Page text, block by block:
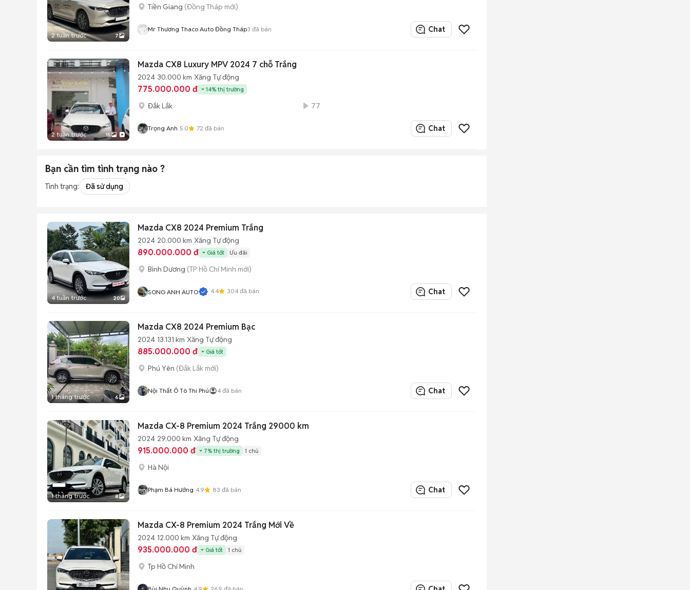
2 tuần trước 7
Tiền Giang (Đồng Tháp mới)
Mr Thương Thaco Auto Đồng Tháp3 đã bán Chat
2 tuần trước 15
Mazda CX8 Luxury MPV 2024 7 chỗ Trắng
2024 30.000 km Xăng Tự động
775.000.000 đ 14% thị trường
Đắk Lắk 77
Trọng Anh 5.0 72 đã bán Chat
Bạn cần tìm tình trạng nào ?
Tình trạng: Đã sử dụng
4 tuần trước 20
Mazda CX8 2024 Premium Trắng
2024 20.000 km Xăng Tự động
890.000.000 đ Giá tốt Ưu đãi
Bình Dương (TP Hồ Chí Minh mới)
SONG ANH AUTO 4.4 304 đã bán Chat
1 tháng trước 6
Mazda CX8 2024 Premium Bạc
2024 13.131 km Xăng Tự động
885.000.000 đ Giá tốt
Phú Yên (Đắk Lắk mới)
Nội Thất Ô Tô Thi Phú 4 đã bán Chat
1 tháng trước 8
Mazda CX-8 Premium 2024 Trắng 29000 km
2024 29.000 km Xăng Tự động
915.000.000 đ 7% thị trường 1 chủ
Hà Nội
Phạm Bá Hướng 4.9 83 đã bán Chat
Mazda CX-8 Premium 2024 Trắng Mới Về
2024 12.000 km Xăng Tự động
935.000.000 đ Giá tốt 1 chủ
Tp Hồ Chí Minh